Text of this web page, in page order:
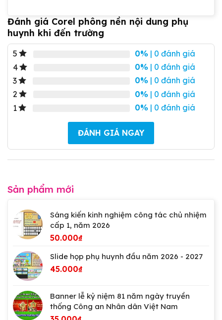
Đánh giá Corel phông nền nội dung phụ
huynh khi đến trường
5 0% | 0 đánh giá
4
0% | 0 đánh giá
3
0% | 0 đánh giá
2
0% | 0 đánh giá
1
0% | 0 đánh giá
ĐÁNH GIÁ NGAY
Sản phẩm mới
Sáng kiến kinh nghiệm công tác chủ nhiệm
cấp 1, năm 2026
50.000₫
Slide họp phụ huynh đầu năm 2026 - 2027
45.000₫
Banner lễ kỷ niệm 81 năm ngày truyền
thống Công an Nhân dân Việt Nam